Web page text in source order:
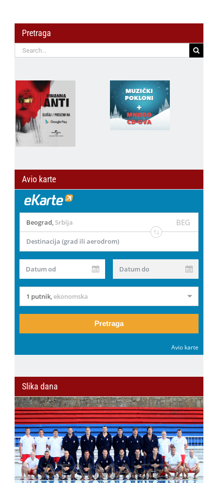
Pretraga
Search
for:
Avio karte
Beograd, Srbija BEG
Destinacija (grad ili aerodrom)
Datum od Datum do
1 putnik,ekonomska
Pretraga
Avio karte
Slika dana